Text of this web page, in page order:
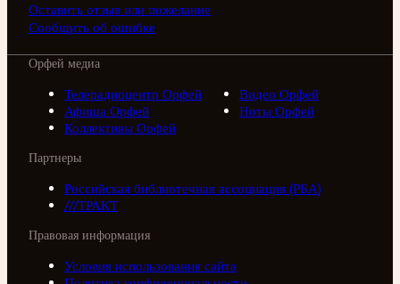
Оставить отзыв или пожелание
Сообщить об ошибке
Орфей медиа
Телерадиоцентр Орфей
Видео Орфей
Афиша Орфей
Ноты Орфей
Коллективы Орфей
Партнеры
Российская библиотечная ассоциация (РБА)
///ТРАКТ
Правовая информация
Условия использования сайта